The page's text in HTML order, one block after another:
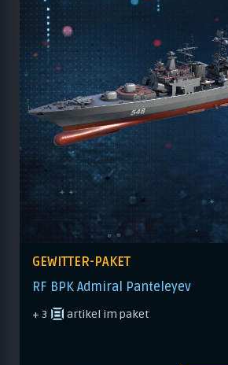
GEWITTER-PAKET
RF BPK Admiral Panteleyev
+ 3 artikel im paket